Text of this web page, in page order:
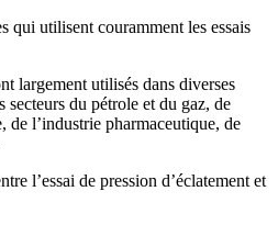
qui utilisent couramment les essais
largement utilisés dans diverses
secteurs du pétrole et du gaz, de
de l’industrie pharmaceutique, de
l’essai de pression d’éclatement et